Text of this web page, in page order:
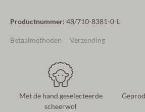
Productnummer: 48/710-8381-0-L
Betaalmethoden Verzending
Met de hand geselecteerde
scheerwol